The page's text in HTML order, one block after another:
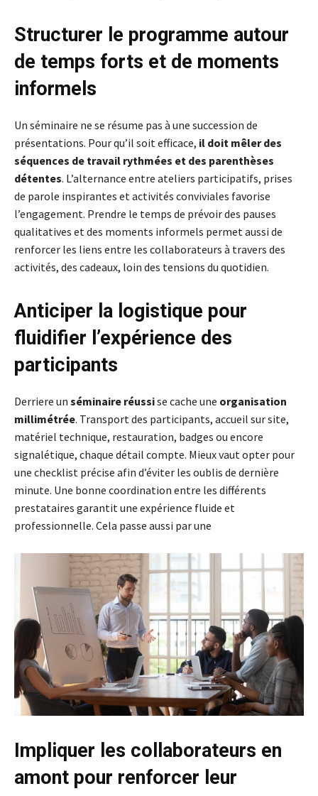
Structurer le programme autour
de temps forts et de moments
informels
Un séminaire ne se résume pas à une succession de
présentations. Pour qu’il soit efficace, il doit mêler des
séquences de travail rythmées et des parenthèses
détentes. L’alternance entre ateliers participatifs, prises
de parole inspirantes et activités conviviales favorise
l’engagement. Prendre le temps de prévoir des pauses
qualitatives et des moments informels permet aussi de
renforcer les liens entre les collaborateurs à travers des
activités, des cadeaux, loin des tensions du quotidien.
Anticiper la logistique pour
fluidifier l’expérience des
participants
Derriere un séminaire réussise cache une organisation
millimétrée. Transport des participants, accueil sur site,
matériel technique, restauration, badges ou encore
signalétique, chaque détail compte. Mieux vaut opter pour
une checklist précise afin d’éviter les oublis de dernière
minute. Une bonne coordination entre les différents
prestataires garantit une expérience fluide et
professionnelle. Cela passe aussi par une
Impliquer les collaborateurs en
amont pour renforcer leur